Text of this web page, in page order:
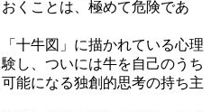
くことは、極めて危険であ
十牛図」に描かれている心理
し、ついには牛を自己のうち
能になる独創的思考の持ち主